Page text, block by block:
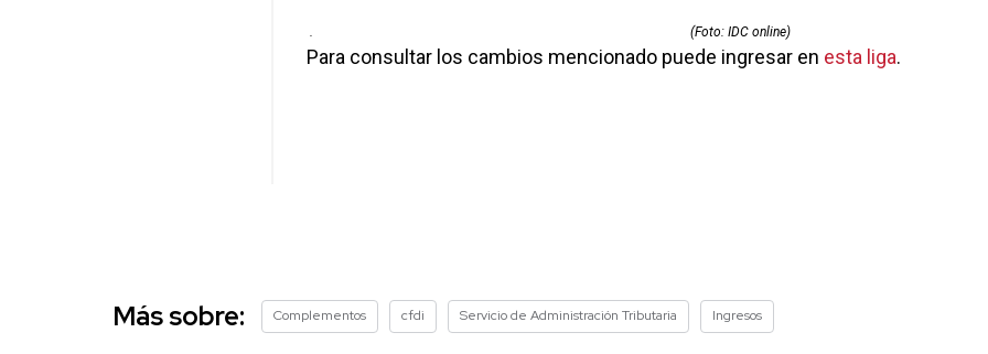
. (Foto: IDC online)
Para consultar los cambios mencionado puede ingresar en esta liga.
Más sobre: Complementos cfdi Servicio de Administración Tributaria Ingresos